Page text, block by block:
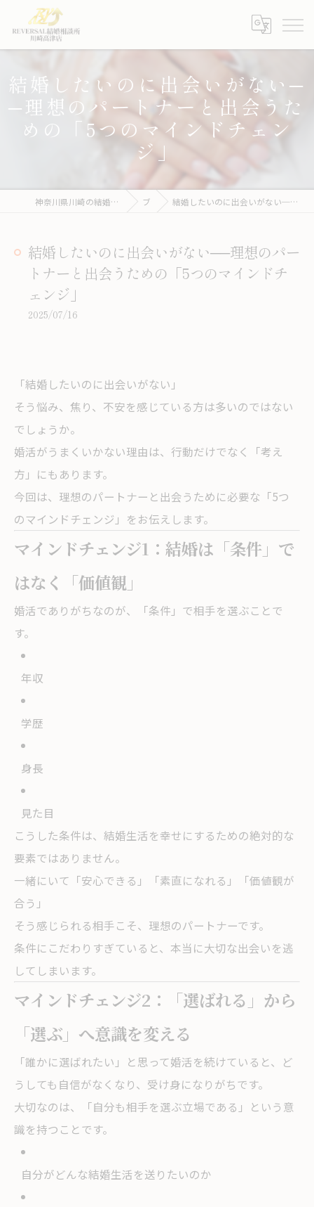
結婚したいのに出会いがない─
─理想のパートナーと出会うた
めの「5つのマインドチェン
ジ」
神奈川県川崎の結婚相談所ならREVERSAL結婚相談所川崎高津店 ブログ 結婚したいのに出会いがない──理想のパートナーと出会うための「5つのマインドチェンジ」
結婚したいのに出会いがない──理想のパー
トナーと出会うための「5つのマインドチ
ェンジ」
2025/07/16
「結婚したいのに出会いがない」
そう悩み、焦り、不安を感じている方は多いのではない
でしょうか。
婚活がうまくいかない理由は、行動だけでなく「考え
方」にもあります。
今回は、理想のパートナーと出会うために必要な「5つ
のマインドチェンジ」をお伝えします。
マインドチェンジ1：結婚は「条件」で
はなく「価値観」
婚活でありがちなのが、「条件」で相手を選ぶことで
す。
年収
学歴
身長
見た目
こうした条件は、結婚生活を幸せにするための絶対的な
要素ではありません。
一緒にいて「安心できる」「素直になれる」「価値観が
合う」
そう感じられる相手こそ、理想のパートナーです。
条件にこだわりすぎていると、本当に大切な出会いを逃
してしまいます。
マインドチェンジ2：「選ばれる」から
「選ぶ」へ意識を変える
「誰かに選ばれたい」と思って婚活を続けていると、ど
うしても自信がなくなり、受け身になりがちです。
大切なのは、「自分も相手を選ぶ立場である」という意
識を持つことです。
自分がどんな結婚生活を送りたいのか